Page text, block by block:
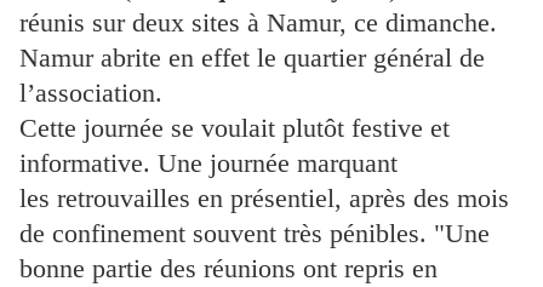
réunis sur deux sites à Namur, ce dimanche.
Namur abrite en effet le quartier général de
l’association.
Cette journée se voulait plutôt festive et
informative. Une journée marquant
les retrouvailles en présentiel, après des mois
de confinement souvent très pénibles. "Une
bonne partie des réunions ont repris en